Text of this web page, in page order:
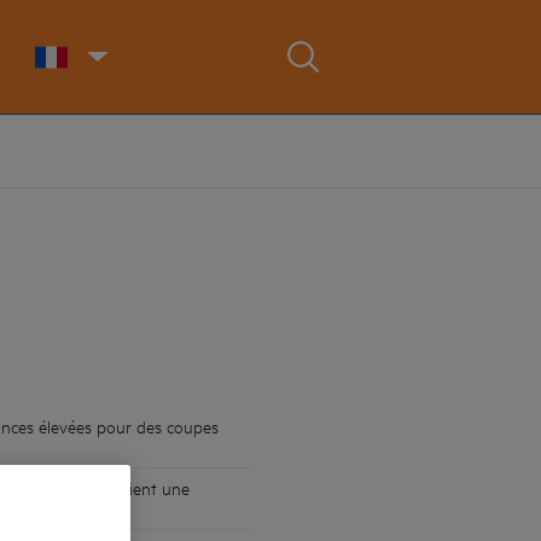
élevées pour des coupes
fluide et maintient une